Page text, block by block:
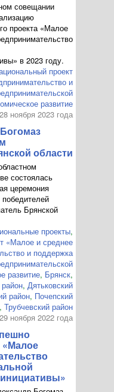
совещании
проекта «Малое
в 2023 году.
проект
и
развитие
28 ноября 2023 года
области
состоялась
церемония
Брянской
проекты,
«Малое и среднее
и поддержка
развитие, Брянск,
, Дятьковский
район, Почепский
, Трубчевский район
29 ноября 2022 года
«Малое